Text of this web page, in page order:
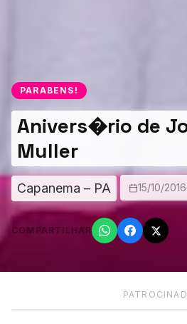
PARABENS!
Anivers�rio de
Muller
Capanema – PA 15/10/2016
COMPARTILHAR